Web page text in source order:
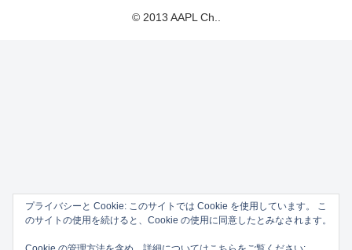
© 2013 AAPL Ch..
プライバシーと Cookie: このサイトでは Cookie を使用しています。 こ
のサイトの使用を続けると、Cookie の使用に同意したとみなされます。